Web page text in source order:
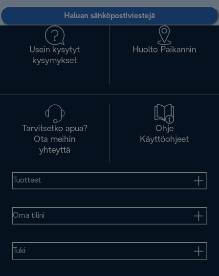
Haluan sähköpostiviestejä
Usein kysytyt
kysymykset
Huolto Paikannin
Tarvitsetko apua?
Ota meihin
yhteyttä
Ohje
Käyttöohjeet
Tuotteet
Oma tilini
Tuki